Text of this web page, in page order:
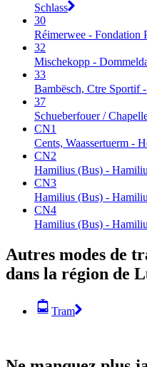
Schlass
30
Réimerwee - Fondation
32
Mischekopp -
33
Bambësch, Ctre Sportif
37
Schueberfouer /
CN1
Cents, Waassertuerm -
CN2
Hamilius (Bus) -
CN3
Hamilius (Bus) -
CN4
Hamilius (Bus) -
Autres modes de
dans la région de
Tram